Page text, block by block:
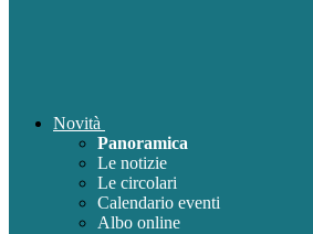
Novità
Panoramica
Le notizie
Le circolari
Calendario eventi
Albo online